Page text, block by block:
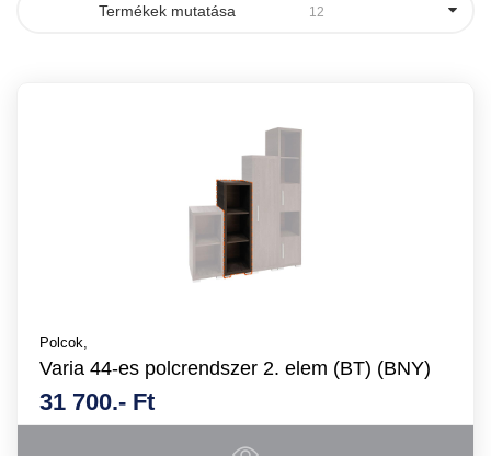
Termékek mutatása 12
Polcok,
Varia 44-es polcrendszer 2. elem (BT) (BNY)
31 700.- Ft